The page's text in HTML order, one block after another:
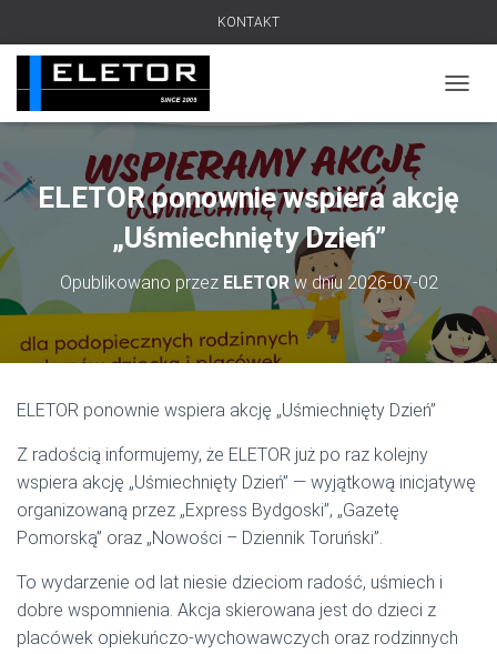
KONTAKT
ELETOR ponownie wspiera akcję
„Uśmiechnięty Dzień”
Opublikowano przez ELETORw dniu2026-07-02
ELETOR ponownie wspiera akcję „Uśmiechnięty Dzień”
Z radością informujemy, że ELETOR już po raz kolejny
wspiera akcję „Uśmiechnięty Dzień” — wyjątkową inicjatywę
organizowaną przez „Express Bydgoski”, „Gazetę
Pomorską” oraz „Nowości – Dziennik Toruński”.
To wydarzenie od lat niesie dzieciom radość, uśmiech i
dobre wspomnienia. Akcja skierowana jest do dzieci z
placówek opiekuńczo-wychowawczych oraz rodzinnych